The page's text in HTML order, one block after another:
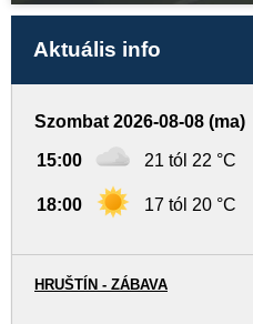
Aktuális info
Szombat 2026-08-08 (ma)
15:00 21 tól 22 °C
18:00 17 tól 20 °C
HRUŠTÍN - ZÁBAVA